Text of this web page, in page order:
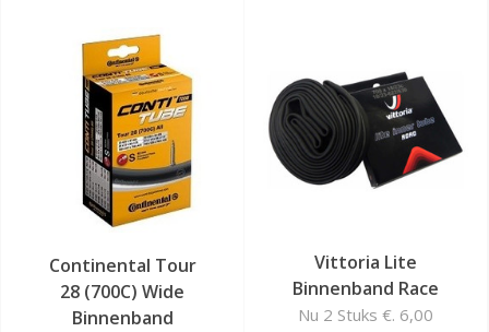
Continental Tour
28 (700C) Wide
Binnenband
Vittoria Lite
Binnenband Race
Nu 2 Stuks €. 6,00